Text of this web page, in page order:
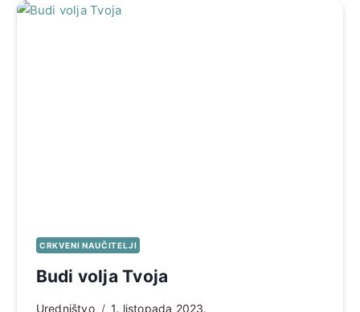
CRKVENI NAUČITELJI
Budi volja Tvoja
Uredništvo 1. listopada 2023.